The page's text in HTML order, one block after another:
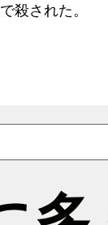
殺された。